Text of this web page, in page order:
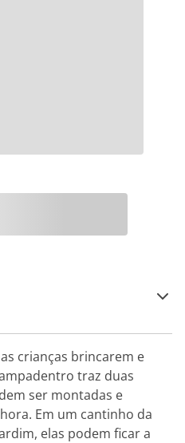
crianças brincarem e
traz duas
ser montadas e
Em um cantinho da
elas podem ficar a